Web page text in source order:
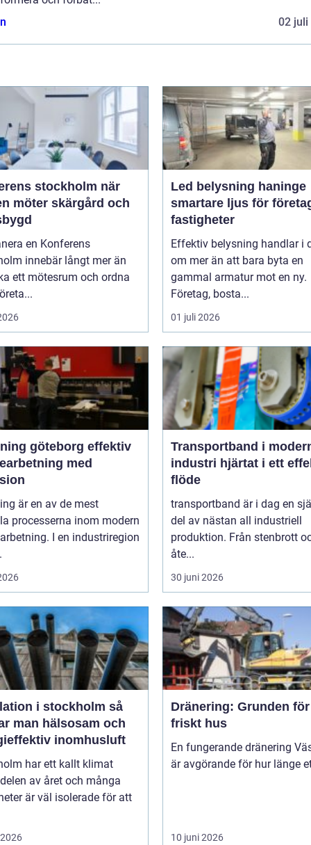
02 juli
stockholm när
möter skärgård och
en Konferens
innebär långt mer än
ett mötesrum och ordna
Led belysning haninge
smartare ljus för
fastigheter
Effektiv belysning handlar i
om mer än att bara byta en
gammal armatur mot en ny.
Företag, bosta...
01 juli 2026
göteborg effektiv
med
är en av de mest
processerna inom modern
I en industriregion
Transportband i
industri hjärtat i ett effektivt
flöde
transportband är i dag en
del av nästan all industriell
produktion. Från stenbrott
åte...
30 juni 2026
i stockholm så
man hälsosam och
inomhusluft
har ett kallt klimat
av året och många
är väl isolerade för att
Dränering: Grunden
friskt hus
En fungerande dränering
är avgörande för hur länge
10 juni 2026